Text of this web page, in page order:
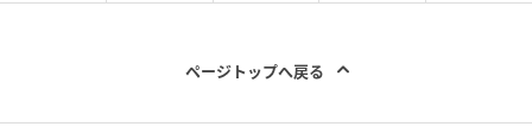
ページトップへ戻る